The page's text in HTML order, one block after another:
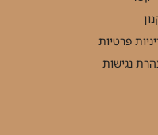
פרטיות
נגישות